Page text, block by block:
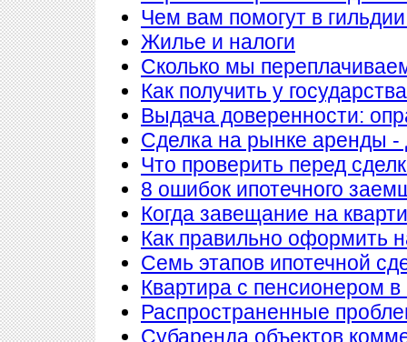
Чем вам помогут в
Жилье и налоги
Сколько мы
Как получить у
Выдача доверенности:
Сделка на рынке аренды -
Что проверить перед
8 ошибок ипотечного
Когда завещание на
Как правильно оформить
Семь этапов ипотечной
Квартира с пенсионером в
Распространенные
Субаренда объектов